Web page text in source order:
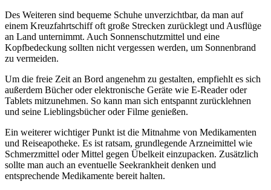
Des Weiteren sind bequeme Schuhe unverzichtbar, da man auf
einem Kreuzfahrtschiff oft große Strecken zurücklegt und Ausflüge
an Land unternimmt. Auch Sonnenschutzmittel und eine
Kopfbedeckung sollten nicht vergessen werden, um Sonnenbrand
zu vermeiden.
Um die freie Zeit an Bord angenehm zu gestalten, empfiehlt es sich
außerdem Bücher oder elektronische Geräte wie E-Reader oder
Tablets mitzunehmen. So kann man sich entspannt zurücklehnen
und seine Lieblingsbücher oder Filme genießen.
Ein weiterer wichtiger Punkt ist die Mitnahme von Medikamenten
und Reiseapotheke. Es ist ratsam, grundlegende Arzneimittel wie
Schmerzmittel oder Mittel gegen Übelkeit einzupacken. Zusätzlich
sollte man auch an eventuelle Seekrankheit denken und
entsprechende Medikamente bereit halten.